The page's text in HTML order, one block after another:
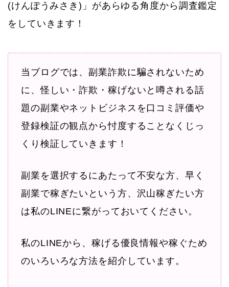
(けんぽうみさき)」があらゆる角度から調査鑑定
をしていきます！
当ブログでは、副業詐欺に騙されないため
に、怪しい・詐欺・稼げないと噂される話
題の副業やネットビジネスを口コミ評価や
登録検証の観点から忖度することなくじっ
くり検証していきます！
副業を選択するにあたって不安な方、早く
副業で稼ぎたいという方、沢山稼ぎたい方
は私のLINEに繋がっておいてください。
私のLINEから、稼げる優良情報や稼ぐため
のいろいろな方法を紹介しています。